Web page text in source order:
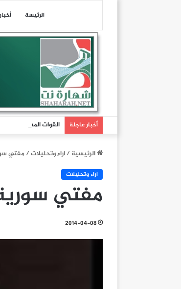
الرئيسة
أخبار عاجلة
الرئيسية/اراء وتحليلات/مفتي
اراء وتحليلات
مفتي
2014-04-08